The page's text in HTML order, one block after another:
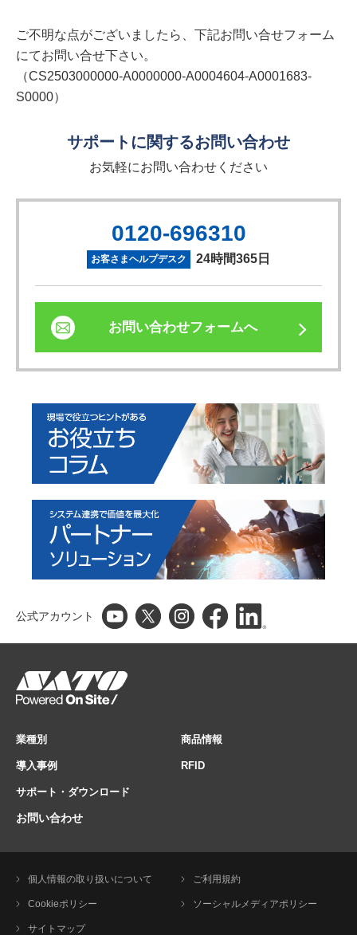
ご不明な点がございましたら、下記お問い合せフォーム
にてお問い合せ下さい。
（CS2503000000-A0000000-A0004604-A0001683-
S0000）
サポートに関するお問い合わせ
お気軽にお問い合わせください
0120-696310
お客さまヘルプデスク 24時間365日
お問い合わせフォームへ
公式アカウント
業種別 商品情報
導入事例 RFID
サポート・ダウンロード
お問い合わせ
個人情報の取り扱いについて ご利用規約
Cookieポリシー ソーシャルメディアポリシー
サイトマップ